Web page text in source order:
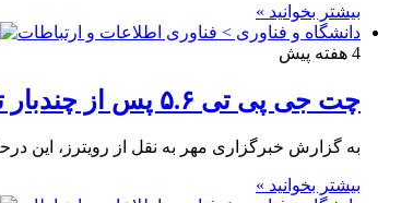
بیشتر بخوانید »
دانشگاه و فناوری > فناوری اطلاعات و ارتباطات
4 هفته پیش
چت جی پی تی ۵.۶ پس از چندبار تاخیر فردا از راه می رسد
به گزارش خبرگزاری مهر به نقل از رویترز،
بیشتر بخوانید »